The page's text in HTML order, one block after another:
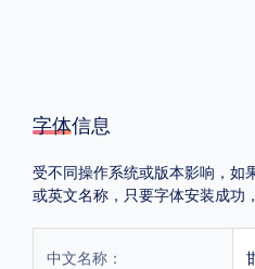
字体信息
受不同操作系统或版本影响，如
或英文名称，只要字体安装成功
中文名称：